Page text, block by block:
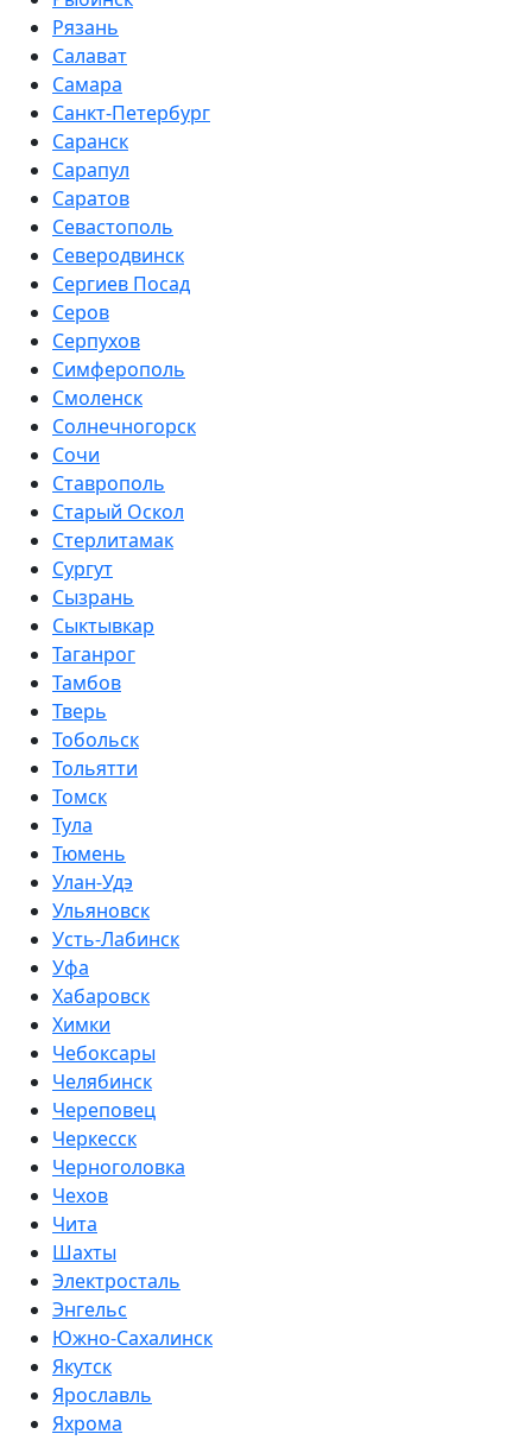
Рязань
Салават
Самара
Санкт-Петербург
Саранск
Сарапул
Саратов
Севастополь
Северодвинск
Сергиев Посад
Серов
Серпухов
Симферополь
Смоленск
Солнечногорск
Сочи
Ставрополь
Старый Оскол
Стерлитамак
Сургут
Сызрань
Сыктывкар
Таганрог
Тамбов
Тверь
Тобольск
Тольятти
Томск
Тула
Тюмень
Улан-Удэ
Ульяновск
Усть-Лабинск
Уфа
Хабаровск
Химки
Чебоксары
Челябинск
Череповец
Черкесск
Черноголовка
Чехов
Чита
Шахты
Электросталь
Энгельс
Южно-Сахалинск
Якутск
Ярославль
Яхрома